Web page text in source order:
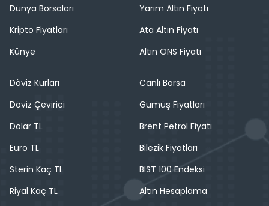
Dünya Borsaları
Kripto Fiyatları
Künye
Yarım Altın Fiyatı
Ata Altın Fiyatı
Altın ONS Fiyatı
Döviz Kurları
Döviz Çevirici
Dolar TL
Euro TL
Sterin Kaç TL
Riyal Kaç TL
Canlı Borsa
Gümüş Fiyatları
Brent Petrol Fiyatı
Bilezik Fiyatları
BIST 100 Endeksi
Altın Hesaplama